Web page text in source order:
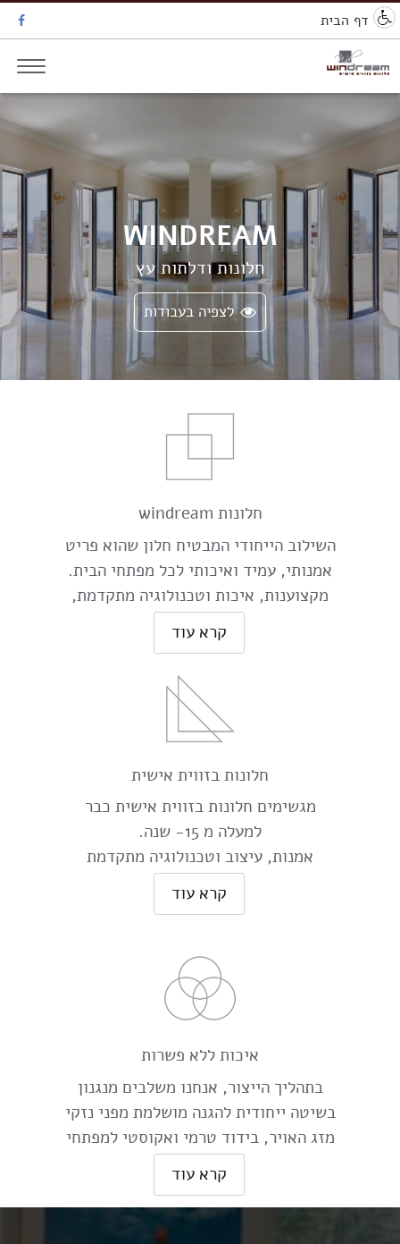
דף הבית
WINDREAM
חלונות ודלתות עץ
לצפיה בעבודות
חלונות windream
השילוב הייחודי המבטיח חלון שהוא פריט
אמנותי, עמיד ואיכותי לכל מפתחי הבית.
מקצוענות, איכות וטכנולוגיה מתקדמת,
מייצרים עבורכם את החלון למחר.
קרא עוד
חלונות בזווית אישית
מגשימים חלונות בזווית אישית כבר
למעלה מ 15- שנה.
אמנות, עיצוב וטכנולוגיה מתקדמת
מעניקים לכם חלון בלעדי, בהתאמה
אישית לכל מפתחי הבית
באופן אישי במיוחד עבור לקוחותינו.
קרא עוד
איכות ללא פשרות
בתהליך הייצור, אנחנו משלבים מנגנון
בשיטה ייחודית להגנה מושלמת מפני נזקי
מזג האויר, בידוד טרמי ואקוסטי למפתחי
הבית
קרא עוד